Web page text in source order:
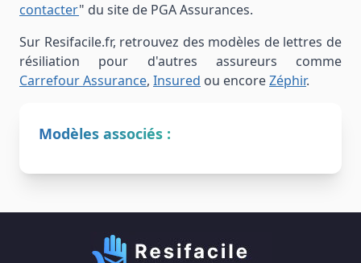
contacter" du site de PGA Assurances.
Sur Resifacile.fr, retrouvez des modèles de lettres de
résiliation pour d'autres assureurs comme
Carrefour Assurance, Insured ou encoreZéphir.
Modèles associés :